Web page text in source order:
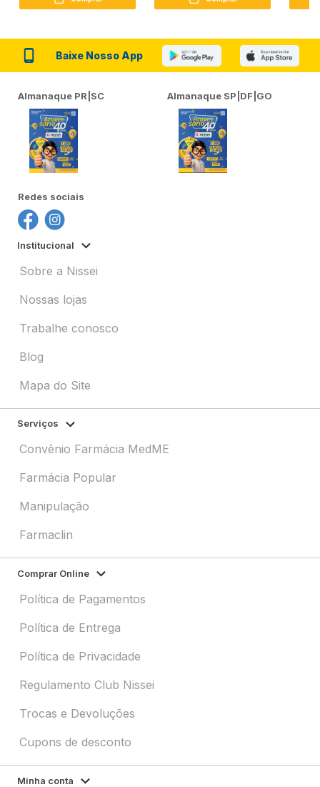
Baixe Nosso App
Almanaque PR|SC Almanaque SP|DF|GO
Redes sociais
Institucional
Sobre a Nissei
Nossas lojas
Trabalhe conosco
Blog
Mapa do Site
Serviços
Convênio Farmácia MedME
Farmácia Popular
Manipulação
Farmaclin
Comprar Online
Política de Pagamentos
Política de Entrega
Política de Privacidade
Regulamento Club Nissei
Trocas e Devoluções
Cupons de desconto
Minha conta